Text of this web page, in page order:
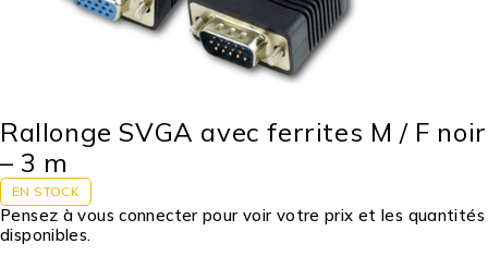
Rallonge SVGA avec ferrites M / F noir
– 3 m
EN STOCK
Pensez à vous connecter pour voir votre prix et les quantités
disponibles.